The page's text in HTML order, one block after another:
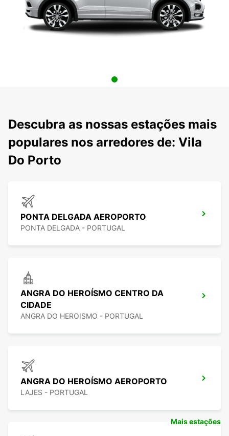
Descubra as nossas estações mais
populares nos arredores de: Vila
Do Porto
PONTA DELGADA AEROPORTO
PONTA DELGADA - PORTUGAL
ANGRA DO HEROÍSMO CENTRO DA
CIDADE
ANGRA DO HEROISMO - PORTUGAL
ANGRA DO HEROÍSMO AEROPORTO
LAJES - PORTUGAL
Mais estações